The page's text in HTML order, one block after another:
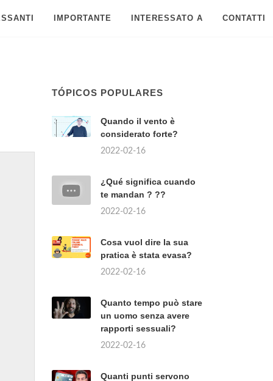
IMPORTANTE INTERESSATO A CONTATTI
TÓPICOS POPULARES
Quando il vento è
considerato forte?
2022-02-16
¿Qué significa cuando
te mandan ? ??
2022-02-16
Cosa vuol dire la sua
pratica è stata evasa?
2022-02-16
Quanto tempo può stare
un uomo senza avere
rapporti sessuali?
2022-02-16
Quanti punti servono